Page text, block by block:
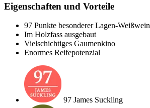
Eigenschaften und Vorteile
97 Punkte besonderer Lagen-Weißwein
Im Holzfass ausgebaut
Vielschichtiges Gaumenkino
Enormes Reifepotenzial
97 James Suckling